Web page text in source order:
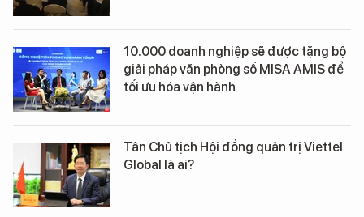
10.000 doanh nghiệp sẽ được tặng bộ
giải pháp văn phòng số MISA AMIS để
tối ưu hóa vận hành
Tân Chủ tịch Hội đồng quản trị Viettel
Global là ai?